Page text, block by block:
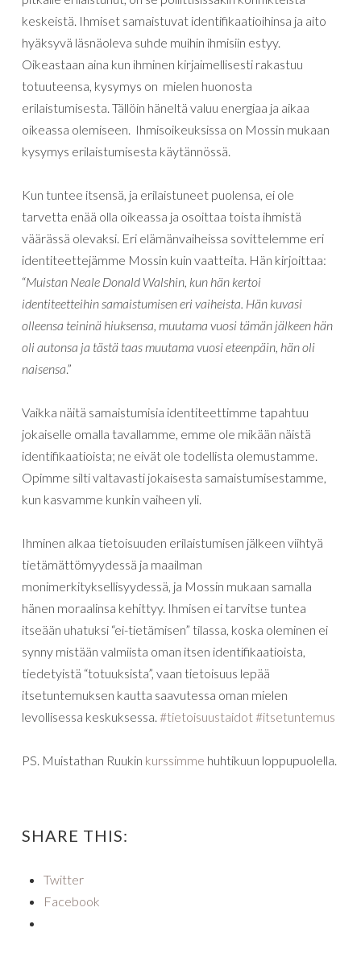
keskeistä. Ihmiset samaistuvat identifikaatioihinsa ja aito
hyäksyvä läsnäoleva suhde muihin ihmisiin estyy.
Oikeastaan aina kun ihminen kirjaimellisesti rakastuu
totuuteensa, kysymys on mielen huonosta
erilaistumisesta. Tällöin häneltä valuu energiaa ja aikaa
oikeassa olemiseen. Ihmisoikeuksissa on Mossin mukaan
kysymys erilaistumisesta käytännössä.
Kun tuntee itsensä, ja erilaistuneet puolensa, ei ole
tarvetta enää olla oikeassa ja osoittaa toista ihmistä
väärässä olevaksi. Eri elämänvaiheissa sovittelemme eri
identiteettejämme Mossin kuin vaatteita. Hän kirjoittaa:
“Muistan Neale Donald Walshin, kun hän kertoi
identiteetteihin samaistumisen eri vaiheista. Hän kuvasi
olleensa teininä hiuksensa, muutama vuosi tämän jälkeen hän
oli autonsa ja tästä taas muutama vuosi eteenpäin, hän oli
naisensa.”
Vaikka näitä samaistumisia identiteettimme tapahtuu
jokaiselle omalla tavallamme, emme ole mikään näistä
identifikaatioista; ne eivät ole todellista olemustamme.
Opimme silti valtavasti jokaisesta samaistumisestamme,
kun kasvamme kunkin vaiheen yli.
Ihminen alkaa tietoisuuden erilaistumisen jälkeen viihtyä
tietämättömyydessä ja maailman
monimerkityksellisyydessä, ja Mossin mukaan samalla
hänen moraalinsa kehittyy. Ihmisen ei tarvitse tuntea
itseään uhatuksi “ei-tietämisen” tilassa, koska oleminen ei
synny mistään valmiista oman itsen identifikaatioista,
tiedetyistä “totuuksista”, vaan tietoisuus lepää
itsetuntemuksen kautta saavutessa oman mielen
levollisessa keskuksessa. #tietoisuustaidot#itsetuntemus
PS. Muistathan Ruukin kurssimme huhtikuun loppupuolella.
SHARE THIS:
Twitter
Facebook